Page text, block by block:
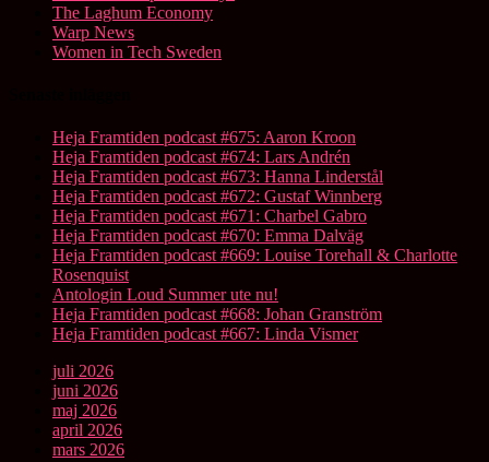
The Laghum Economy
Warp News
Women in Tech Sweden
Heja Framtiden podcast #675: Aaron Kroon
Heja Framtiden podcast #674: Lars Andrén
Heja Framtiden podcast #673: Hanna Linderstål
Heja Framtiden podcast #672: Gustaf Winnberg
Heja Framtiden podcast #671: Charbel Gabro
Heja Framtiden podcast #670: Emma Dalväg
Heja Framtiden podcast #669: Louise Torehall & Charlotte
Rosenquist
Antologin Loud Summer ute nu!
Heja Framtiden podcast #668: Johan Granström
Heja Framtiden podcast #667: Linda Vismer
juli 2026
juni 2026
maj 2026
april 2026
mars 2026